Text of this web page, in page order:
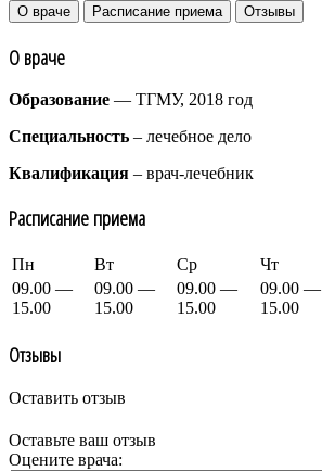
О враче Расписание приема Отзывы
О враче
Образование — ТГМУ, 2018 год
Специальность – лечебное дело
Квалификация – врач-лечебник
Расписание приема
Пн Вт Ср Чт
09.00 —
15.00
09.00 —
15.00
09.00 —
15.00
09.00 —
15.00
Отзывы
Оставить отзыв
Оставьте ваш отзыв
Оцените врача: